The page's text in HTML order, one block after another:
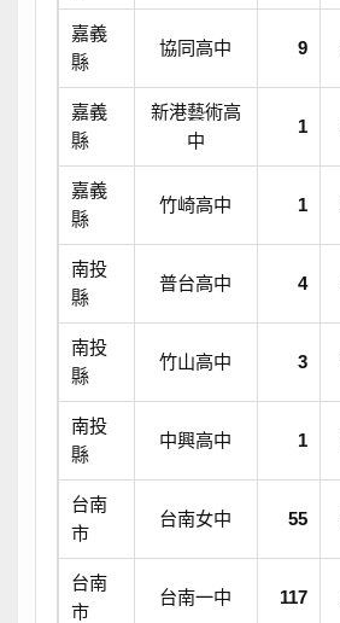
嘉義
縣
協同高中 9
嘉義
縣
新港藝術高
中
1
嘉義
縣
竹崎高中 1
南投
縣
普台高中 4
南投
縣
竹山高中 3
南投
縣
中興高中 1
台南
市
台南女中 55
台南
市
台南一中 117